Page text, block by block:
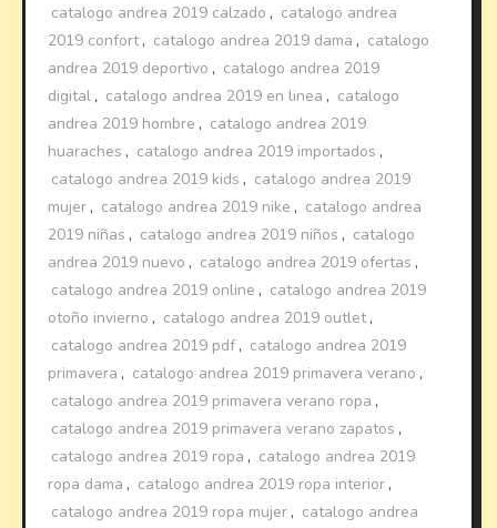
catalogo andrea 2019 calzado , catalogo andrea
2019 confort, catalogo andrea 2019 dama , catalogo
andrea 2019 deportivo , catalogo andrea 2019
digital , catalogo andrea 2019 en linea , catalogo
andrea 2019 hombre , catalogo andrea 2019
huaraches , catalogo andrea 2019 importados ,
catalogo andrea 2019 kids , catalogo andrea 2019
mujer , catalogo andrea 2019 nike , catalogo andrea
2019 niñas , catalogo andrea 2019 niños , catalogo
andrea 2019 nuevo , catalogo andrea 2019 ofertas ,
catalogo andrea 2019 online , catalogo andrea 2019
otoño invierno , catalogo andrea 2019 outlet,
catalogo andrea 2019 pdf , catalogo andrea 2019
primavera , catalogo andrea 2019 primavera verano ,
catalogo andrea 2019 primavera verano ropa ,
catalogo andrea 2019 primavera verano zapatos ,
catalogo andrea 2019 ropa , catalogo andrea 2019
ropa dama , catalogo andrea 2019 ropa interior ,
catalogo andrea 2019 ropa mujer , catalogo andrea